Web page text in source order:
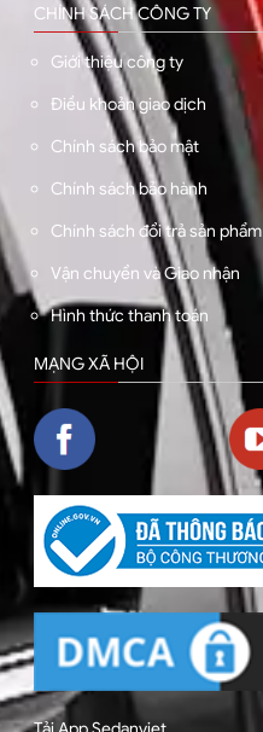
CHÍNH SÁCH CÔNG TY
Giới thiệu công ty
Điều khoản giao dịch
Chính sách bảo mật
Chính sách bảo hành
Chính sách đổi trả sản phẩm
Vận chuyển và Giao nhận
Hình thức thanh toán
MẠNG XÃ HỘI